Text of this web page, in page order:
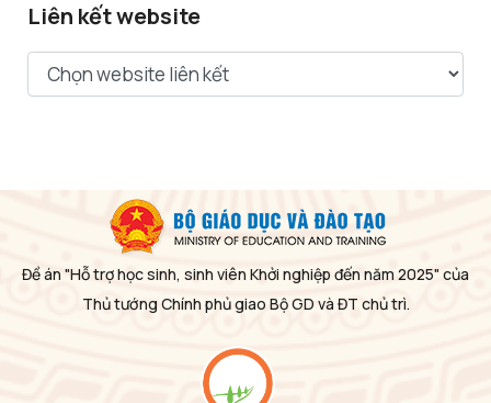
Liên kết website
Đề án "Hỗ trợ học sinh, sinh viên Khởi nghiệp đến năm 2025" của
Thủ tướng Chính phủ giao Bộ GD và ĐT chủ trì.